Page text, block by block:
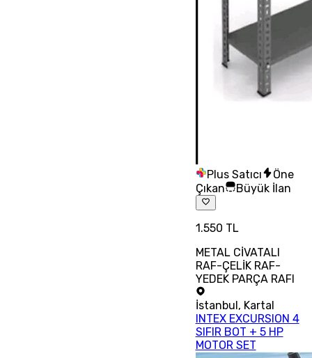
Plus Satıcı
Öne
Çıkan
Büyük İlan
1.550 TL
METAL CİVATALI
RAF-ÇELİK RAF-
YEDEK PARÇA RAFI
İstanbul, Kartal
INTEX EXCURSION 4
SIFIR BOT + 5 HP
MOTOR SET